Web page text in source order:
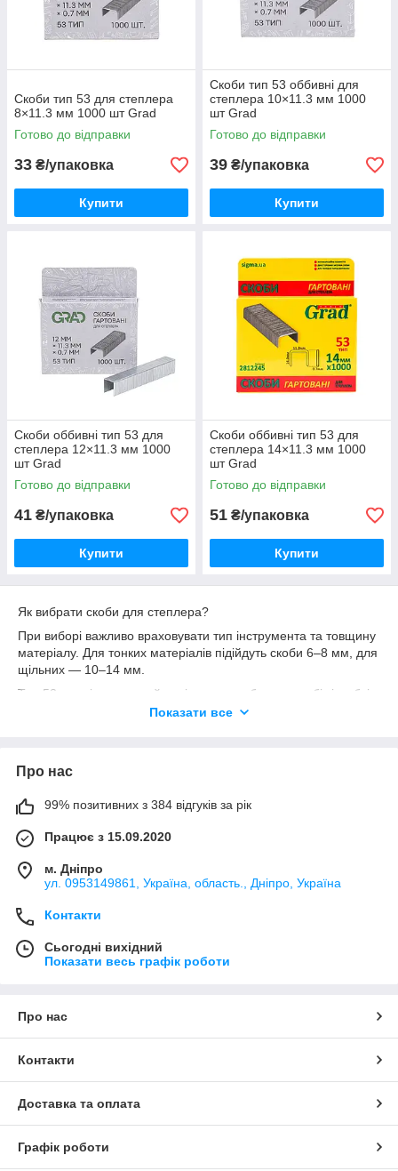
Скоби тип 53 для степлера
8×11.3 мм 1000 шт Grad
Готово до відправки
33 ₴/упаковка
Купити
Скоби тип 53 оббивні для
степлера 10×11.3 мм 1000
шт Grad
Готово до відправки
39 ₴/упаковка
Купити
Скоби оббивні тип 53 для
степлера 12×11.3 мм 1000
шт Grad
Готово до відправки
41 ₴/упаковка
Купити
Скоби оббивні тип 53 для
степлера 14×11.3 мм 1000
шт Grad
Готово до відправки
51 ₴/упаковка
Купити
Як вибрати скоби для степлера?
При виборі важливо враховувати тип інструмента та товщину
матеріалу. Для тонких матеріалів підійдуть скоби 6–8 мм, для
щільних — 10–14 мм.
Тип 53 — універсальний варіант для побутових робіт і меблів.
Тип 140 має більшу ширину та забезпечує більш надійне
Україні. Пропонуємо вигідні ціни та швидку відправку.
Показати все
Про нас
99% позитивних з 384 відгуків за рік
Працює з 15.09.2020
м. Дніпро
ул. 0953149861, Україна, область., Дніпро, Україна
Контакти
Сьогодні вихідний
Показати весь графік роботи
Про нас
Контакти
Доставка та оплата
Графік роботи